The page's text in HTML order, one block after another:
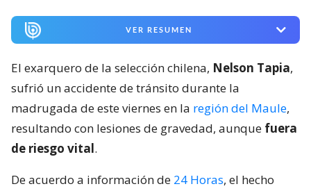
VER RESUMEN
El exarquero de la selección chilena, Nelson Tapia,
sufrió un accidente de tránsito durante la
madrugada de este viernes en la región del Maule,
resultando con lesiones de gravedad, aunque fuera
de riesgo vital.
De acuerdo a información de 24 Horas, el hecho